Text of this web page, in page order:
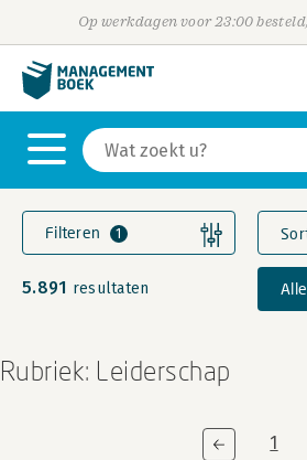
Op werkdagen voor 23:00
Filteren 1
5.891 resultaten
Rubriek: Leiderschap
1